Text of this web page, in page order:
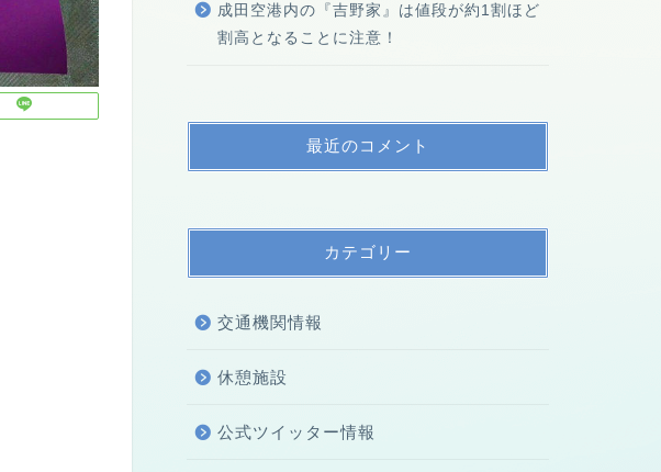
成田空港内の『吉野家』は値段が約1割ほど
割高となることに注意！
最近のコメント
カテゴリー
交通機関情報
休憩施設
公式ツイッター情報